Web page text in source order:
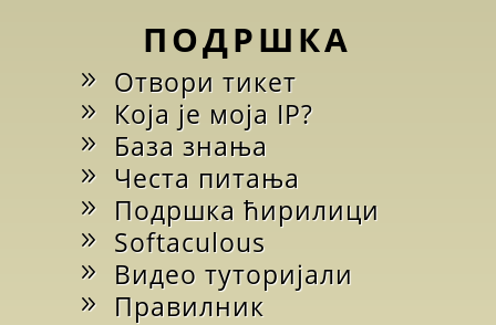
ПОДРШКА
Отвори тикет
Која је моја IP?
База знања
Честа питања
Подршка ћирилици
Softaculous
Видео туторијали
Правилник